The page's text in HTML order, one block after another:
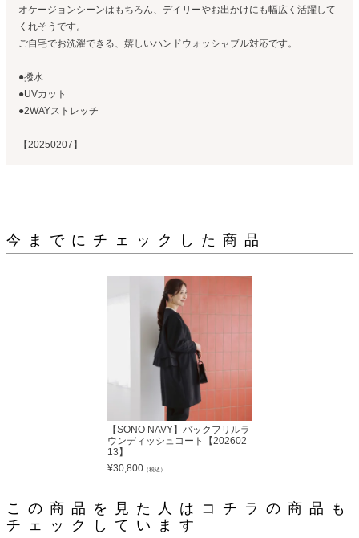
オケージョンシーンはもちろん、デイリーやお出かけにも幅広く活躍して
くれそうです。
ご自宅でお洗濯できる、嬉しいハンドウォッシャブル対応です。
●撥水
●UVカット
●2WAYストレッチ
【20250207】
今までにチェックした商品
【SONO NAVY】バックフリルラ
ウンディッシュコート【202602
13】
¥30,800 （税込）
この商品を見た人はコチラの商品も
チェックしています